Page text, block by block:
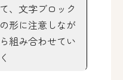
て、文字ブロック
の形に注意しなが
ら組み合わせてい
く